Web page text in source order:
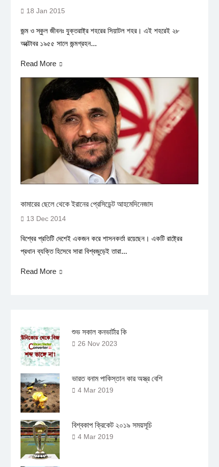
18 Jan 2015
জন্ম ও স্কুল জীবনঃ যুক্তরাষ্ট্র শহরের সিয়াটল শহর। এই শহরেই ২৮
অক্টোবর ১৯৫৫ সালে জন্মগ্রহন...
Read More
কামারের ছেলে থেকে ইরানের প্রেসিডেন্ট আহমেদিনেজাদ
13 Dec 2014
বিশ্বের প্রতিটি দেশেই একজন করে শাসনকর্তা রয়েছেন। একটি রাষ্ট্রের
প্রধান ব্যক্তি হিসেবে সারা বিশ্বজুড়েই তারা...
Read More
শুভ সকাল কনভার্টার কি
26 Nov 2023
ভারত বনাম পাকিস্তান কার অস্ত্র বেশি
4 Mar 2019
বিশ্বকাপ ক্রিকেট ২০১৯ সময়সূচি
4 Mar 2019